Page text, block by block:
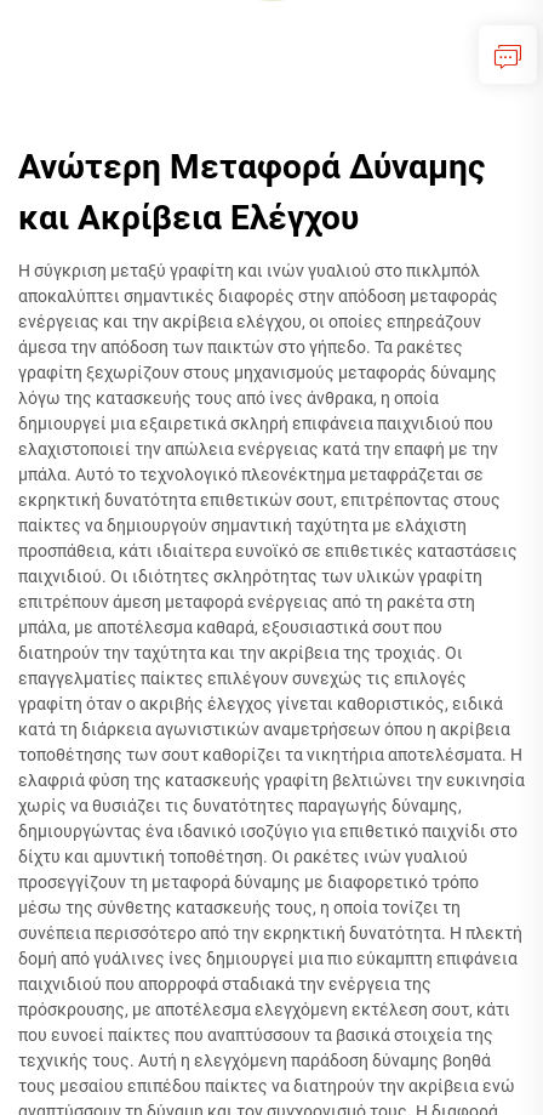
Ανώτερη Μεταφορά Δύναμης
και Ακρίβεια Ελέγχου
Η σύγκριση μεταξύ γραφίτη και ινών γυαλιού στο πικλμπόλ
αποκαλύπτει σημαντικές διαφορές στην απόδοση μεταφοράς
ενέργειας και την ακρίβεια ελέγχου, οι οποίες επηρεάζουν
άμεσα την απόδοση των παικτών στο γήπεδο. Τα ρακέτες
γραφίτη ξεχωρίζουν στους μηχανισμούς μεταφοράς δύναμης
λόγω της κατασκευής τους από ίνες άνθρακα, η οποία
δημιουργεί μια εξαιρετικά σκληρή επιφάνεια παιχνιδιού που
ελαχιστοποιεί την απώλεια ενέργειας κατά την επαφή με την
μπάλα. Αυτό το τεχνολογικό πλεονέκτημα μεταφράζεται σε
εκρηκτική δυνατότητα επιθετικών σουτ, επιτρέποντας στους
παίκτες να δημιουργούν σημαντική ταχύτητα με ελάχιστη
προσπάθεια, κάτι ιδιαίτερα ευνοϊκό σε επιθετικές καταστάσεις
παιχνιδιού. Οι ιδιότητες σκληρότητας των υλικών γραφίτη
επιτρέπουν άμεση μεταφορά ενέργειας από τη ρακέτα στη
μπάλα, με αποτέλεσμα καθαρά, εξουσιαστικά σουτ που
διατηρούν την ταχύτητα και την ακρίβεια της τροχιάς. Οι
επαγγελματίες παίκτες επιλέγουν συνεχώς τις επιλογές
γραφίτη όταν ο ακριβής έλεγχος γίνεται καθοριστικός, ειδικά
κατά τη διάρκεια αγωνιστικών αναμετρήσεων όπου η ακρίβεια
τοποθέτησης των σουτ καθορίζει τα νικητήρια αποτελέσματα. Η
ελαφριά φύση της κατασκευής γραφίτη βελτιώνει την ευκινησία
χωρίς να θυσιάζει τις δυνατότητες παραγωγής δύναμης,
δημιουργώντας ένα ιδανικό ισοζύγιο για επιθετικό παιχνίδι στο
δίχτυ και αμυντική τοποθέτηση. Οι ρακέτες ινών γυαλιού
προσεγγίζουν τη μεταφορά δύναμης με διαφορετικό τρόπο
μέσω της σύνθετης κατασκευής τους, η οποία τονίζει τη
συνέπεια περισσότερο από την εκρηκτική δυνατότητα. Η πλεκτή
δομή από γυάλινες ίνες δημιουργεί μια πιο εύκαμπτη επιφάνεια
παιχνιδιού που απορροφά σταδιακά την ενέργεια της
πρόσκρουσης, με αποτέλεσμα ελεγχόμενη εκτέλεση σουτ, κάτι
που ευνοεί παίκτες που αναπτύσσουν τα βασικά στοιχεία της
τεχνικής τους. Αυτή η ελεγχόμενη παράδοση δύναμης βοηθά
τους μεσαίου επιπέδου παίκτες να διατηρούν την ακρίβεια ενώ